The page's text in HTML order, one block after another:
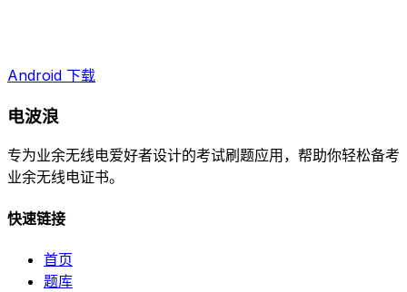
Android 下载
电波浪
专为业余无线电爱好者设计的考试刷题应用，帮助你轻松备考
业余无线电证书。
快速链接
首页
题库